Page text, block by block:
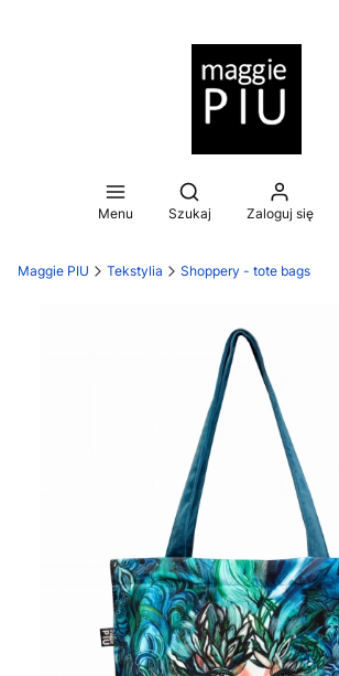
Menu
Otwórz wyszukiwarkę
Szukaj Zaloguj się
Maggie PIU Tekstylia Shoppery - tote bags